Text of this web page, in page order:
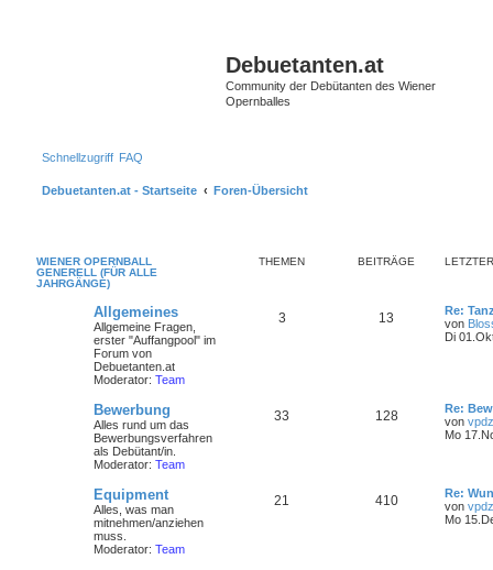
Debuetanten.at
Community der Debütanten des Wiener
Opernballes
Schnellzugriff FAQ
Debuetanten.at - Startseite Foren-Übersicht
WIENER OPERNBALL
GENERELL (FÜR ALLE
JAHRGÄNGE)
THEMEN BEITRÄGE
Allgemeines
Allgemeine Fragen,
erster "Auffangpool" im
Forum von
Debuetanten.at
Moderator: Team
3 13
Re:
von
Di
Bewerbung
Alles rund um das
Bewerbungsverfahren
als Debütant/in.
Moderator: Team
33 128
Re:
von
Mo
Equipment
Alles, was man
mitnehmen/anziehen
muss.
Moderator: Team
21 410
Re:
von
Mo